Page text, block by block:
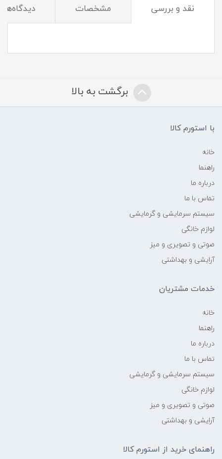
نقد و بررسی مشخصات دیدگاه‌ها
برگشت به بالا
با استورم کالا
خانه
راهنما
درباره ما
تماس با ما
سیستم سرمایشی و گرمایشی
لوازم خانگی
صوتی و تصویری و میز
آرایشی و بهداشتی
خدمات مشتریان
خانه
راهنما
درباره ما
تماس با ما
سیستم سرمایشی و گرمایشی
لوازم خانگی
صوتی و تصویری و میز
آرایشی و بهداشتی
راهنمای خرید از استورم کالا